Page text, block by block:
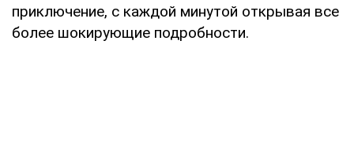
приключение, с каждой минутой открывая все
более шокирующие подробности.